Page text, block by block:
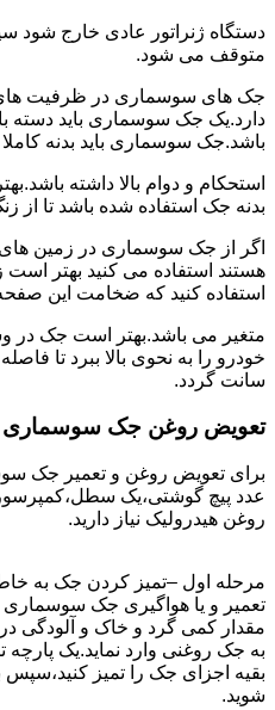
دستگاه ژنراتور عادی خارج
متوقف می شود.
جک های سوسماری در ظرفیت های
باشد.جک سوسماری باید بدنه
استحکام و دوام بالا داشته
بدنه جک استفاده شده باشد تا از
اگر از جک سوسماری در زمین
هستند استفاده می کنید بهتر
استفاده کنید که ضخامت این
متغیر می باشد.بهتر است جک در
سانت گردد.
تعویض روغن جک سوسماری
برای تعویض روغن و تعمیر جک
عدد پیچ گوشتی،یک
روغن هیدرولیک نیاز دارید.
مرحله اول –تمیز کردن جک به
تعمیر و یا هواگیری جک سوسماری
مقدار کمی گرد و خاک و آلودگی
به جک روغنی وارد نماید.یک پارچه
بقیه اجزای جک را تمیز
شوید.